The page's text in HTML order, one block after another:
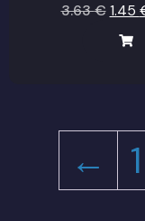
3.63€ 1.45
← 1